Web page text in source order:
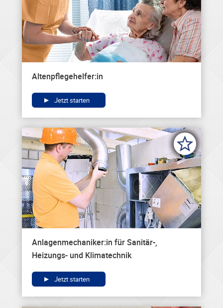
Altenpflegehelfer:in
Jetzt starten
Anlagenmechaniker:in für Sanitär-,
Heizungs- und Klimatechnik
Jetzt starten